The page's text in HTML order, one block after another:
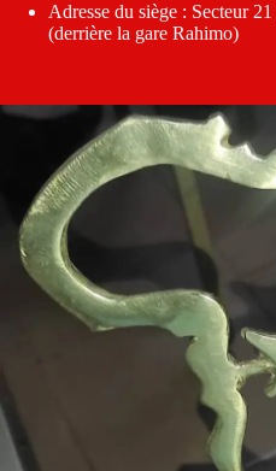
Adresse du siège : Secteur
(derrière la gare Rahimo)